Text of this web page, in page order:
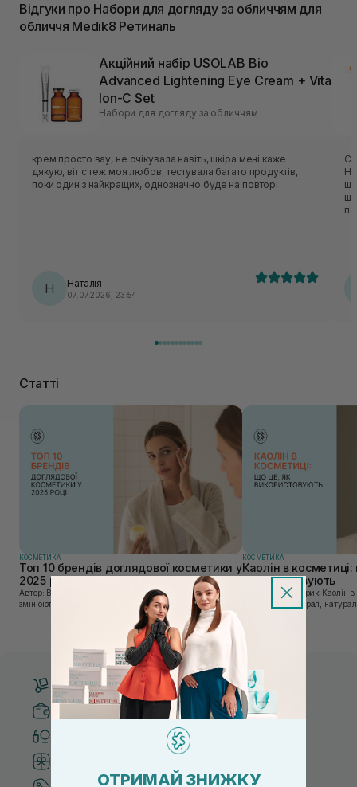
Відгуки про Набори для догляду за обличчям для
обличчя Medik8 Ретиналь
Акційний набір USOLAB Bio
Advanced Lightening Eye Cream + Vita
Ion-C Set
Набори для догляду за обличчям
крем просто вау, не очікувала навіть, шкіра мені каже
дякую, віт с теж моя любов, тестувала багато продуктів,
поки один з найкращих, однозначно буде на повторі
Н Наталія
07.07.2026, 23:54
Статті
КОСМЕТИКА
Топ 10 брендів доглядової косметики у
2025 році
Автор: Віка Нагорна У сучасному світі, де тренди
змінюються зі швидкістю світла, а ринок популярної
косметики переповнений новими пропозиціями, вибір
засобу для себе стає справжнім викликом. 2025 р...
КОСМЕТИКА
Каолін в
використовують
Автор: Юлія Цебрик Каолін в косметології – це
природний мінерал,
завдяки великій кількості
Безкоштовна доставка від 3000 UAH
Безпечні способи оплати
Тільки оригінальна косметика
ОТРИМАЙ ЗНИЖКУ